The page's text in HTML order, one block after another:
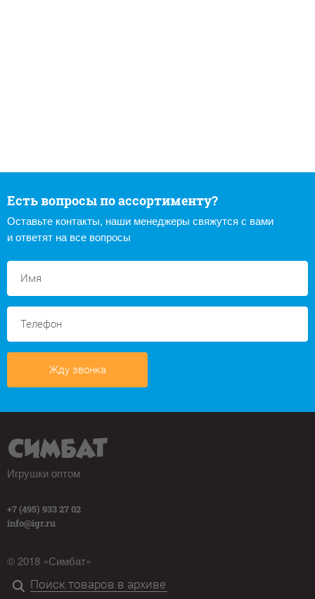
Есть вопросы по ассортименту?
Оставьте контакты, наши менеджеры свяжутся с вами
и ответят на все вопросы
Жду звонка
Игрушки оптом
+7 (495) 933 27 02
info@igr.ru
© 2018 «Симбат»